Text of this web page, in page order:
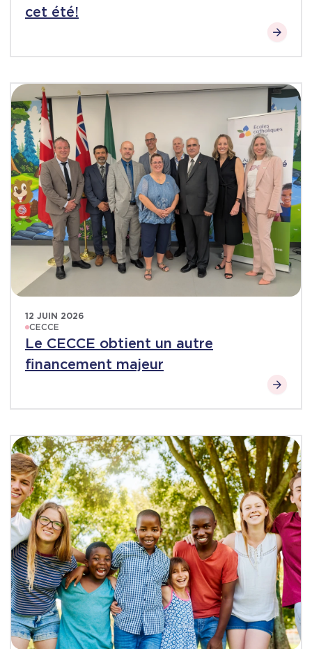
cet été!
12 JUIN 2026
CECCE
Le CECCE obtient un autre
financement majeur